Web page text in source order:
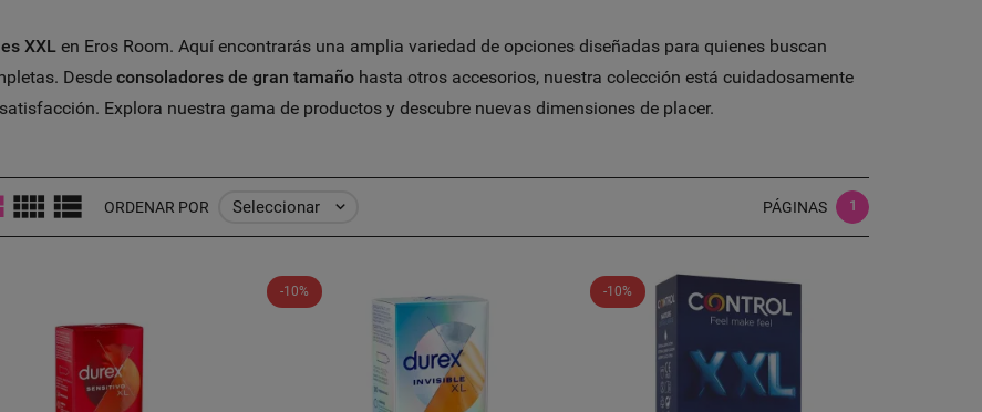
XXL en Eros Room. Aquí encontrarás una amplia variedad de opciones diseñadas para quienes buscan
Desde consoladores de gran tamaño hasta otros accesorios, nuestra colección está cuidadosamente
Explora nuestra gama de productos y descubre nuevas dimensiones de placer.
ORDENAR POR Seleccionar  PÁGINAS 1
-10% -10%